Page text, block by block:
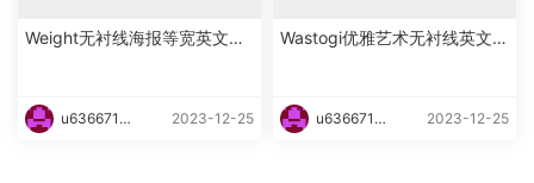
Weight无衬线海报等宽英文字
u6366719
2023-12-25
Wastogi优雅艺术无衬线英文字
u6366719
2023-12-25